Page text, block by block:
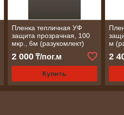
Пленка тепличная УФ
защита прозрачная, 100
мкр., 6м (разукомлект)
2 000₸/пог.м
Купить
м
2